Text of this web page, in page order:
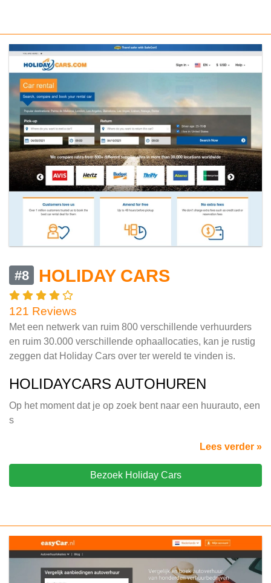
#8 HOLIDAY CARS
121 Reviews
Met een netwerk van ruim 800 verschillende verhuurders
en ruim 30.000 verschillende ophaallocaties, kan je rustig
zeggen dat Holiday Cars over ter wereld te vinden is.
HOLIDAYCARS AUTOHUREN
Op het moment dat je op zoek bent naar een huurauto, een
s
Lees verder »
Bezoek Holiday Cars